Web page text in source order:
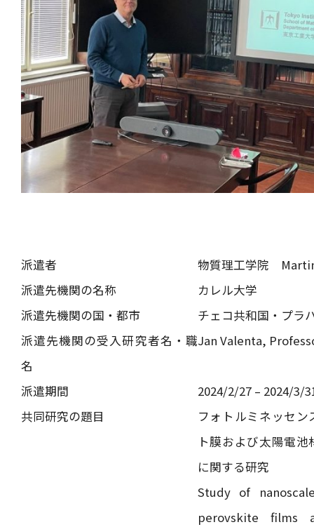
派遣者
物質理工学院
派遣先機関の名称
カレル大学
派遣先機関の国・都市
チェコ共和国・プラ
派遣先機関の受入研究者名・職
名
Jan Valenta,
派遣期間
2024/2/27 – 2024/3/
共同研究の題目
フォトルミネッセ
ト膜および太陽電
に関する研究
Study of
perovskite films